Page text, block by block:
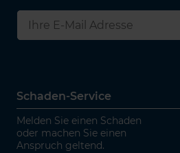
Schaden-Service
Melden Sie einen Schaden
oder machen Sie einen
Anspruch geltend.